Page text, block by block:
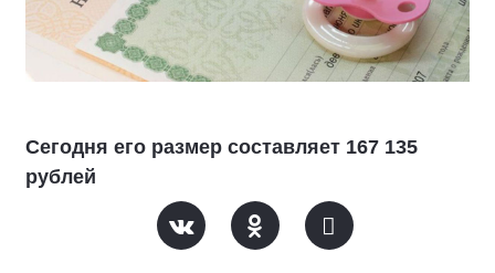
Сегодня его размер составляет 167 135
рублей